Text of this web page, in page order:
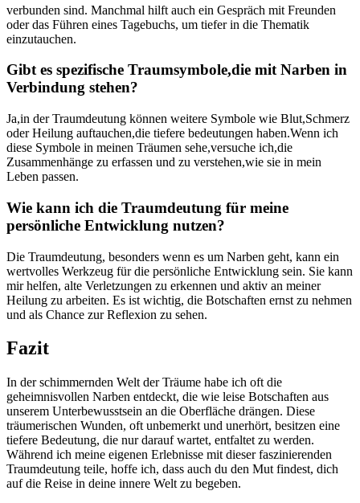
verbunden ‌sind. Manchmal hilft auch ein ⁤Gespräch mit Freunden
oder das ⁣Führen eines Tagebuchs, um tiefer in die Thematik
einzutauchen.
Gibt es spezifische Traumsymbole,die mit Narben in⁣
Verbindung⁤ stehen?
Ja,in der ‍Traumdeutung können weitere Symbole wie Blut,Schmerz
oder Heilung auftauchen,die tiefere bedeutungen haben.Wenn ich
diese‌ Symbole⁤ in meinen Träumen sehe,versuche ich,die
Zusammenhänge zu ⁣erfassen ​und⁤ zu verstehen,wie sie⁤ in mein
Leben passen.
Wie kann ich ⁣die Traumdeutung für meine
‌persönliche ⁣Entwicklung nutzen?
Die Traumdeutung, besonders wenn es​ um Narben⁣ geht,⁢ kann ⁣ein
wertvolles‍ Werkzeug für die persönliche Entwicklung sein. Sie kann
mir helfen, alte Verletzungen zu erkennen und aktiv ‌an meiner
Heilung zu ⁣arbeiten. Es ist wichtig, die Botschaften ernst zu nehmen
und als Chance zur Reflexion zu sehen.
Fazit
In der​ schimmernden Welt der Träume habe ich oft die
geheimnisvollen Narben entdeckt, die wie leise Botschaften aus
unserem Unterbewusstsein an die Oberfläche ⁣drängen. Diese
träumerischen Wunden, oft⁣ unbemerkt und unerhört, besitzen eine
tiefere Bedeutung, die nur darauf wartet, entfaltet zu werden.
Während⁣ ich ‌meine eigenen Erlebnisse mit dieser faszinierenden
Traumdeutung teile, hoffe ⁣ich, dass ​auch du ‍den‌ Mut findest, ⁢dich
auf​ die Reise⁢ in‌ deine innere Welt⁤ zu begeben.